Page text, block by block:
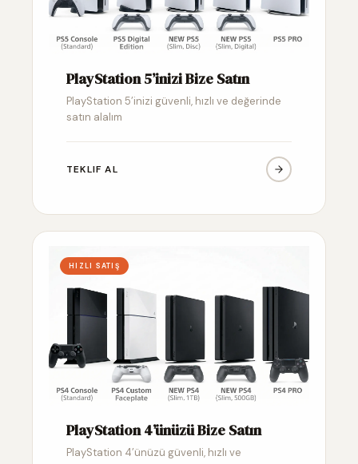
PlayStation 5’inizi Bize Satın
PlayStation 5’inizi güvenli, hızlı ve değerinde
satın alalım
TEKLIF AL
HIZLI SATIŞ
PlayStation 4’ünüzü Bize Satın
PlayStation 4’ünüzü güvenli, hızlı ve